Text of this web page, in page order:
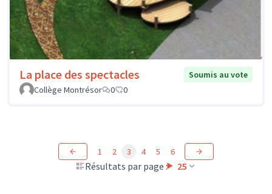
La place des spectacles
Soumis au vote
Collège Montrésor
0 0
Résultats par page : 25
1 2 3 4 5 6